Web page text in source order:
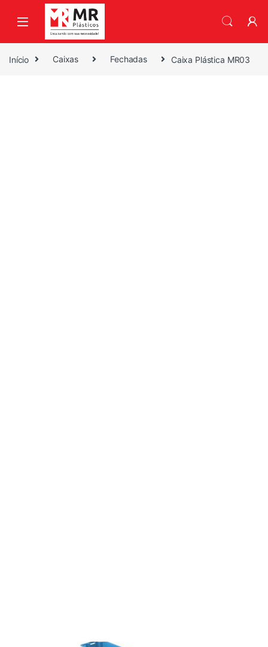
Skip to navigation
Skip to content
Início Caixas Fechadas Caixa Plástica MR03